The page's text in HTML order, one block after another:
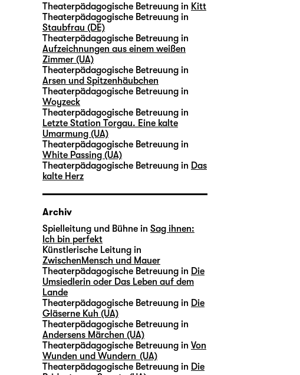
Theaterpädagogische Betreuung in Kitt
Theaterpädagogische Betreuung in
Staubfrau (DE)
Theaterpädagogische Betreuung in
Aufzeichnungen aus einem weißen
Zimmer (UA)
Theaterpädagogische Betreuung in
Arsen und Spitzenhäubchen
Theaterpädagogische Betreuung in
Woyzeck
Theaterpädagogische Betreuung in
Letzte Station Torgau. Eine kalte
Umarmung (UA)
Theaterpädagogische Betreuung in
White Passing (UA)
Theaterpädagogische Betreuung in Das
kalte Herz
Archiv
Spielleitung und Bühne in Sag ihnen:
Ich bin perfekt
Künstlerische Leitung in
ZwischenMensch und Mauer
Theaterpädagogische Betreuung in Die
Umsiedlerin oder Das Leben auf dem
Lande
Theaterpädagogische Betreuung in Die
Gläserne Kuh (UA)
Theaterpädagogische Betreuung in
Andersens Märchen (UA)
Theaterpädagogische Betreuung in Von
Wunden und Wundern (UA)
Theaterpädagogische Betreuung in Die